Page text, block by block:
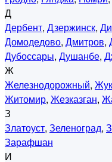
Д
Дербент, Дзержинск,
Домодедово, Дмитров,
Дубоссары, Душанбе,
Ж
Железнодорожный,
Житомир, Жезказган,
З
Златоуст, Зеленоград,
Зарафшан
И